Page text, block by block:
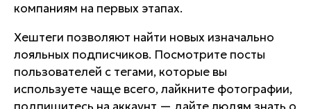
компаниям на первых этапах.
Хештеги позволяют найти новых изначально
лояльных подписчиков. Посмотрите посты
пользователей с тегами, которые вы
используете чаще всего, лайкните фотографии,